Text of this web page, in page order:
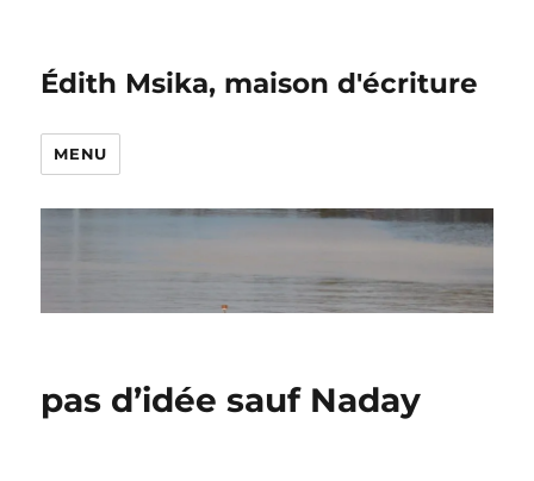
Édith Msika, maison d'écriture
MENU
pas d’idée sauf Naday